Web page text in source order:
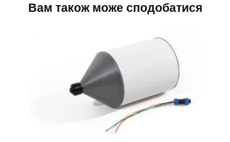
Вам також може сподобатися